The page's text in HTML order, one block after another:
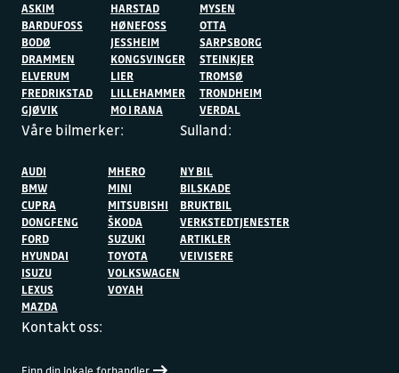
ASKIM
BARDUFOSS
BODØ
DRAMMEN
ELVERUM
FREDRIKSTAD
GJØVIK
HARSTAD
HØNEFOSS
JESSHEIM
KONGSVINGER
LIER
LILLEHAMMER
MO I RANA
MYSEN
OTTA
SARPSBORG
STEINKJER
TROMSØ
TRONDHEIM
VERDAL
Våre bilmerker:
AUDI
BMW
CUPRA
DONGFENG
FORD
HYUNDAI
ISUZU
LEXUS
MAZDA
MHERO
MINI
MITSUBISHI
ŠKODA
SUZUKI
TOYOTA
VOLKSWAGEN
VOYAH
Sulland:
NY BIL
BILSKADE
BRUKTBIL
VERKSTEDTJENESTER
ARTIKLER
VEIVISERE
Kontakt oss: